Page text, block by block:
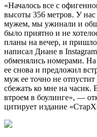
«Началось все с
высоты 356 метров. У нас
мужем, мы ужинали и
было приятно и не
планы на вечер, и
написал Диане в
обменялись номерами. На
ее снова и предложил
муж ее точно не
сбежать ко мне на часик.
втроем в боулинге», —
цитирует издание